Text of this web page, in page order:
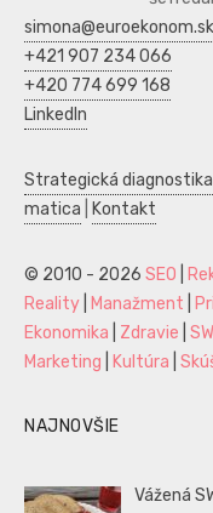
simona@euroekonom.sk
+421 907 234 066
+420 774 699 168
LinkedIn
Strategická diagnostika
matica
Kontakt
© 2010 - 2026 SEO
Reality
Manažment
Ekonomika
Zdravie
Marketing
Kultúra
NAJNOVŠIE
Vážená